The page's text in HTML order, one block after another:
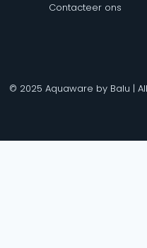
Contacteer ons
© 2025 Aquaware by Balu |